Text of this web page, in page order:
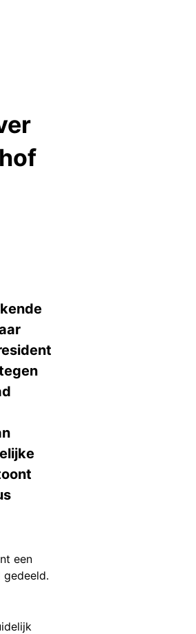
een